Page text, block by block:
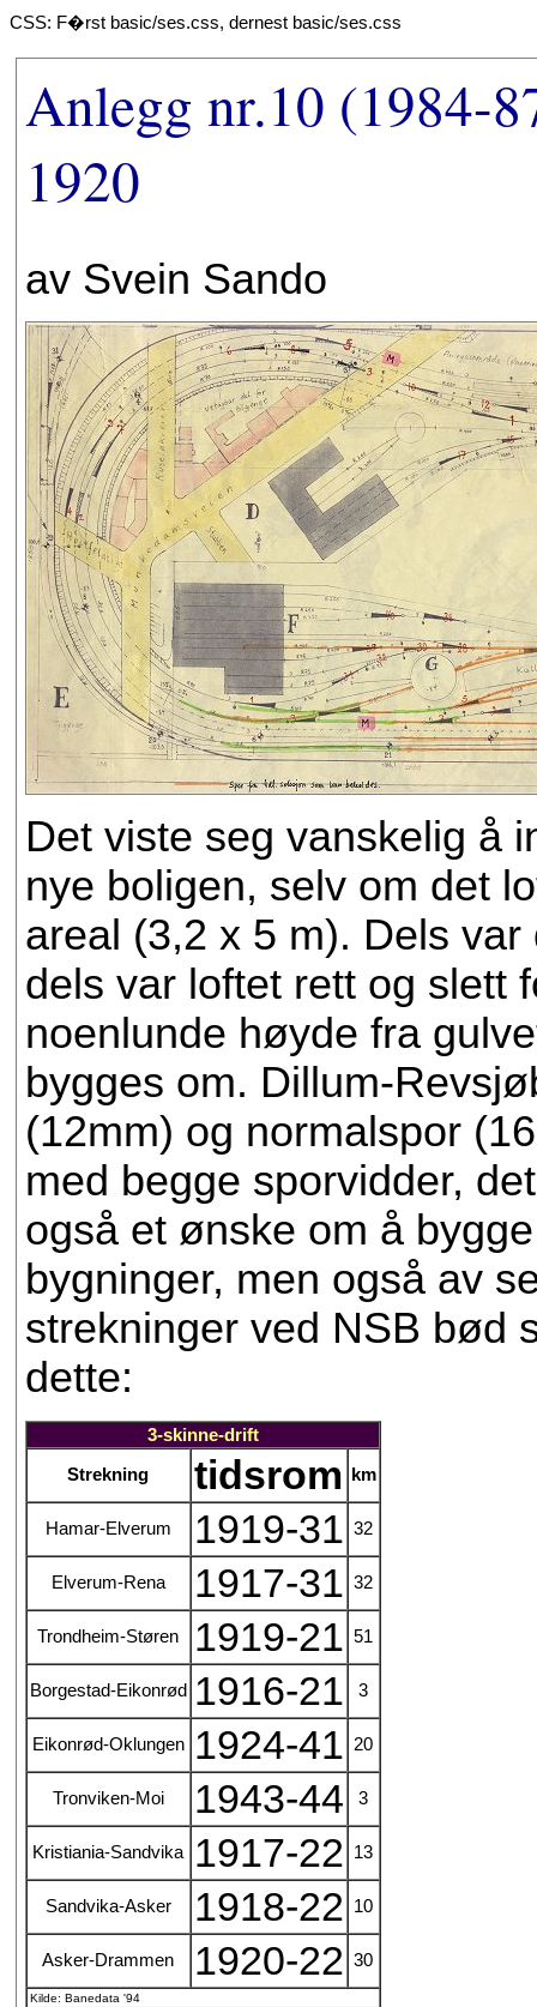
CSS: F�rst basic/ses.css, dernest basic/ses.css
Anlegg nr.10 (1984-
1920
av Svein Sando
Det viste seg vanskelig å
nye boligen, selv om det
areal (3,2 x 5 m). Dels
dels var loftet rett og slett
noenlunde høyde fra
bygges om. Dillum-
(12mm) og normalspor
med begge sporvidder,
også et ønske om å
bygninger, men også av
strekninger ved NSB bød
dette:
3-skinne-drift
Strekning tidsrom km
Hamar-Elverum 1919-31 32
Elverum-Rena 1917-31 32
Trondheim-Støren 1919-21 51
Borgestad-Eikonrød 1916-21 3
Eikonrød-Oklungen 1924-41 20
Tronviken-Moi 1943-44 3
Kristiania-Sandvika 1917-22 13
Sandvika-Asker 1918-22 10
Asker-Drammen 1920-22 30
Kilde: Banedata '94